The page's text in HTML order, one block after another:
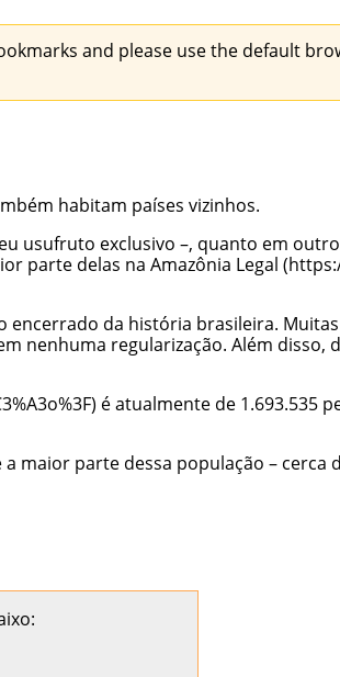
and please use the default
habitam países vizinhos.
usufruto exclusivo –, quanto em
parte delas na Amazônia Legal
encerrado da história brasileira.
nenhuma regularização. Além disso,
é atualmente de 1.693.535
maior parte dessa população – cerca